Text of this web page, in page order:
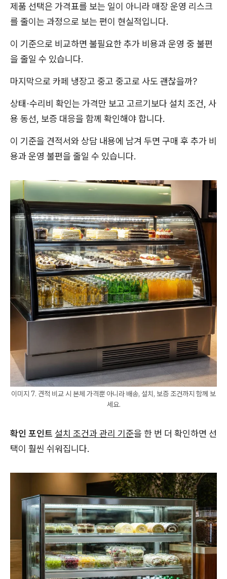
제품 선택은 가격표를 보는 일이 아니라 매장 운영 리스크
를 줄이는 과정으로 보는 편이 현실적입니다.
이 기준으로 비교하면 불필요한 추가 비용과 운영 중 불편
을 줄일 수 있습니다.
마지막으로 카페 냉장고 중고 중고로 사도 괜찮을까?
상태·수리비 확인는 가격만 보고 고르기보다 설치 조건, 사
용 동선, 보증 대응을 함께 확인해야 합니다.
이 기준을 견적서와 상담 내용에 남겨 두면 구매 후 추가 비
용과 운영 불편을 줄일 수 있습니다.
이미지 7. 견적 비교 시 본체 가격뿐 아니라 배송, 설치, 보증 조건까지 함께 보
세요.
확인 포인트 설치 조건과 관리 기준을 한 번 더 확인하면 선
택이 훨씬 쉬워집니다.